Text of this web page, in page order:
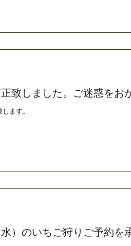
致しました。ご迷惑をお
ます。
）のいちご狩りご予約を